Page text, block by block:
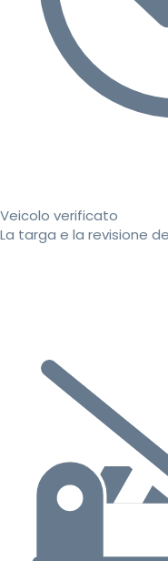
Veicolo verificato
La targa e la revisione